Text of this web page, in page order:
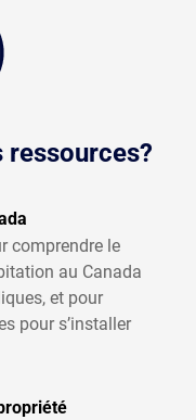
ressources?
comprendre le
au Canada
et pour
pour s’installer